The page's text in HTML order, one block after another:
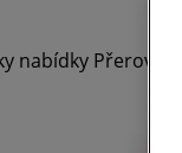
nabídky Přerov